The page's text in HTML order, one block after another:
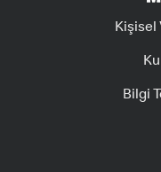
Kişisel
Bilgi